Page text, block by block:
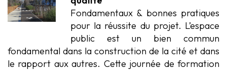
Fondamentaux & bonnes pratiques
pour la réussite du projet. L’espace
public est un bien commun
fondamental dans la construction de la cité et dans
le rapport aux autres. Cette journée de formation